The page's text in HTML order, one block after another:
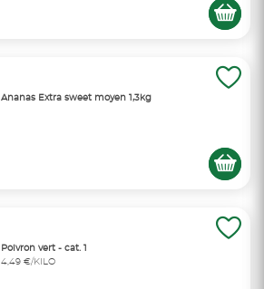
Ananas Extra sweet moyen 1,3kg
Poivron vert - cat. 1
4,49 €/KILO